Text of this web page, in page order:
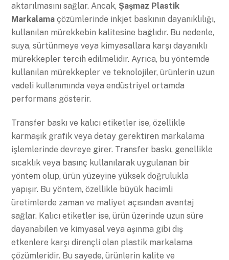
aktarılmasını sağlar. Ancak, Şaşmaz Plastik
Markalama çözümlerinde inkjet baskının dayanıklılığı,
kullanılan mürekkebin kalitesine bağlıdır. Bu nedenle,
suya, sürtünmeye veya kimyasallara karşı dayanıklı
mürekkepler tercih edilmelidir. Ayrıca, bu yöntemde
kullanılan mürekkepler ve teknolojiler, ürünlerin uzun
vadeli kullanımında veya endüstriyel ortamda
performans gösterir.
Transfer baskı ve kalıcı etiketler ise, özellikle
karmaşık grafik veya detay gerektiren markalama
işlemlerinde devreye girer. Transfer baskı, genellikle
sıcaklık veya basınç kullanılarak uygulanan bir
yöntem olup, ürün yüzeyine yüksek doğrulukla
yapışır. Bu yöntem, özellikle büyük hacimli
üretimlerde zaman ve maliyet açısından avantaj
sağlar. Kalıcı etiketler ise, ürün üzerinde uzun süre
dayanabilen ve kimyasal veya aşınma gibi dış
etkenlere karşı dirençli olan plastik markalama
çözümleridir. Bu sayede, ürünlerin kalite ve